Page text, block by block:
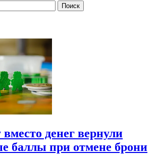
денег вернули
баллы при отмене брони